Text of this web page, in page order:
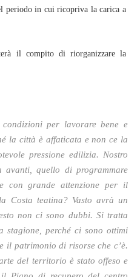
periodo in cui ricopriva la carica a
il compito di riorganizzare la
per lavorare bene e
la città è affaticata e non ce la
pressione edilizia. Nostro
quello di programmare
con grande attenzione per il
Costa teatina? Vasto avrà un
non ci sono dubbi. Si tratta
stagione, perché ci sono ottimi
il patrimonio di risorse che c’è.
del territorio è stato offeso e